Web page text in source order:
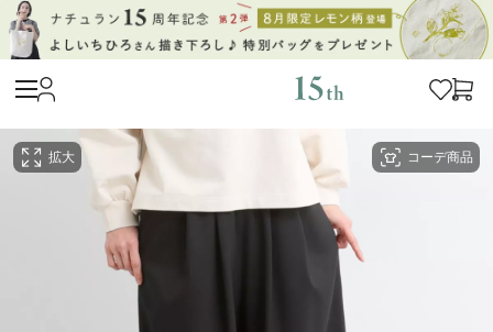
コーデ商品
拡大